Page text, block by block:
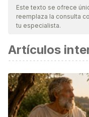
nuestro equipo, para
vigencia y validez.La
científica.
Font Quer, P.
renovado.
Mabberley, D. J.
dictionary of the
Este texto se ofrece
reemplaza la consulta
tu especialista.
Artículos